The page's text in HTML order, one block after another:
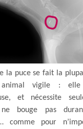
la puce se fait la
vigile : elle
et nécessite
ne bouge pas
comme pour